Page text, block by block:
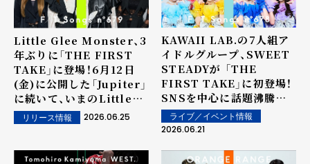
Little Glee Monster、3
年ぶりに「THE FIRST
TAKE」に登場！6月12日
(金)に公開した「Jupiter」
に続いて、いまのLittle
Glee Monsterが詰め込
まれた大きな愛をテーマに
リリース情報 2026.06.25
KAWAII LAB.の7人組ア
イドルグループ、SWEET
STEADYが 「THE
FIRST TAKE」に初登場！
SNSを中心に話題沸騰中
の楽曲「SWEET STEP」
を ここだけの特別なパー
発披露！
ライブ／イベント情報
2026.06.21